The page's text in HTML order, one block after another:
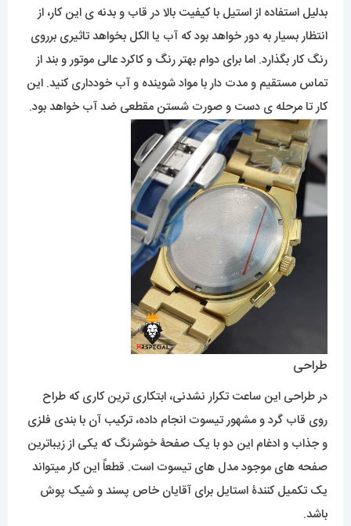
بدلیل استفاده از استیل با کیفیت بالا در قاب و بدنه ی این کار، از
انتظار بسیار به دور خواهد بود که آب یا الکل بخواهد تاثیری برروی
رنگ کار بگذارد. اما برای دوام بهتر رنگ و کاکرد عالی موتور و بند از
تماس مستقیم و مدت دار با مواد شوینده و آب خودداری کنید. این
کار تا مرحله ی دست و صورت شستن مقطعی ضد آب خواهد بود.
طراحی
در طراحی این ساعت تکرار نشدنی، ابتکاری ترین کاری که طراح
روی قاب گرد و مشهور تیسوت انجام داده، ترکیب آن با بندی فلزی
و جذاب و ادغام این دو با یک صفحۀ خوشرنگ که یکی از زیباترین
صفحه های موجود مدل های تیسوت است. قطعاً این کار میتواند
یک تکمیل کنندۀ استایل برای آقایان خاص پسند و شیک پوش
باشد.